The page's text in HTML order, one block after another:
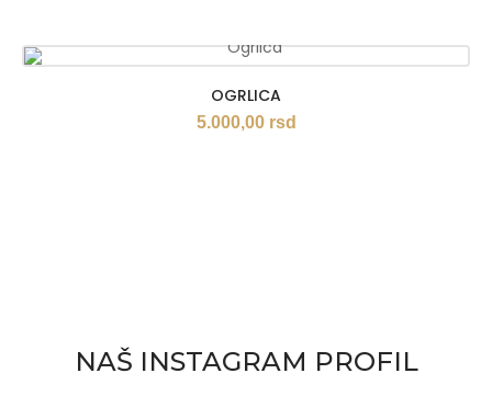
OGRLICA
5.000,00 rsd
NAŠ INSTAGRAM PROFIL